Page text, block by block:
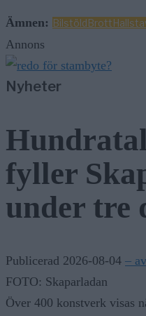
Ämnen: BilstöldBrott
Annons
Nyheter
fyller
under tre
Publicerad 2026-08-04 –
FOTO: Skaparladan
Över 400 konstverk visas